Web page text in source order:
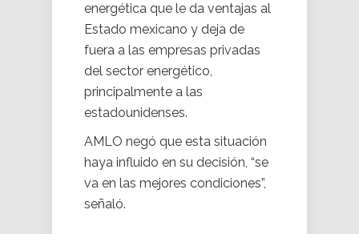
energética que le da ventajas al
Estado mexicano y deja de
fuera a las empresas privadas
del sector energético,
principalmente a las
estadounidenses.
AMLO negó que esta situación
haya influido en su decisión, “se
va en las mejores condiciones”,
señaló.